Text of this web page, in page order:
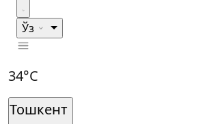
Ўз
34°C
Тошкент